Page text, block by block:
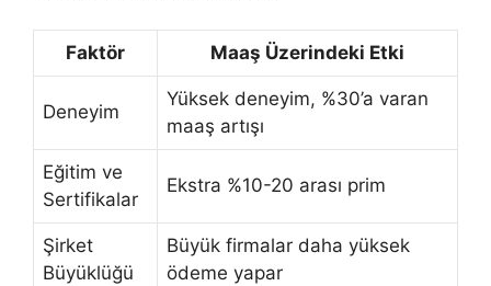
Faktör Maaş Üzerindeki Etki
Deneyim
Yüksek deneyim, %30’a varan
maaş artışı
Eğitim ve
Sertifikalar
Ekstra %10-20 arası prim
Şirket
Büyüklüğü
Büyük firmalar daha yüksek
ödeme yapar